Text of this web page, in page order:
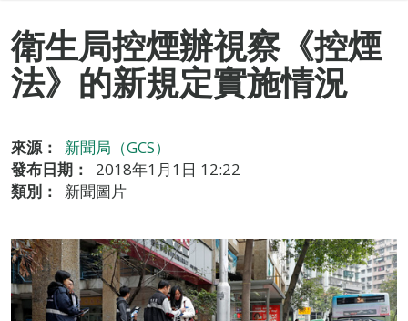
衛生局控煙辦視察《控煙
法》的新規定實施情況
來源：
新聞局（GCS）
發布日期：
2018年1月1日 12:22
類別：
新聞圖片